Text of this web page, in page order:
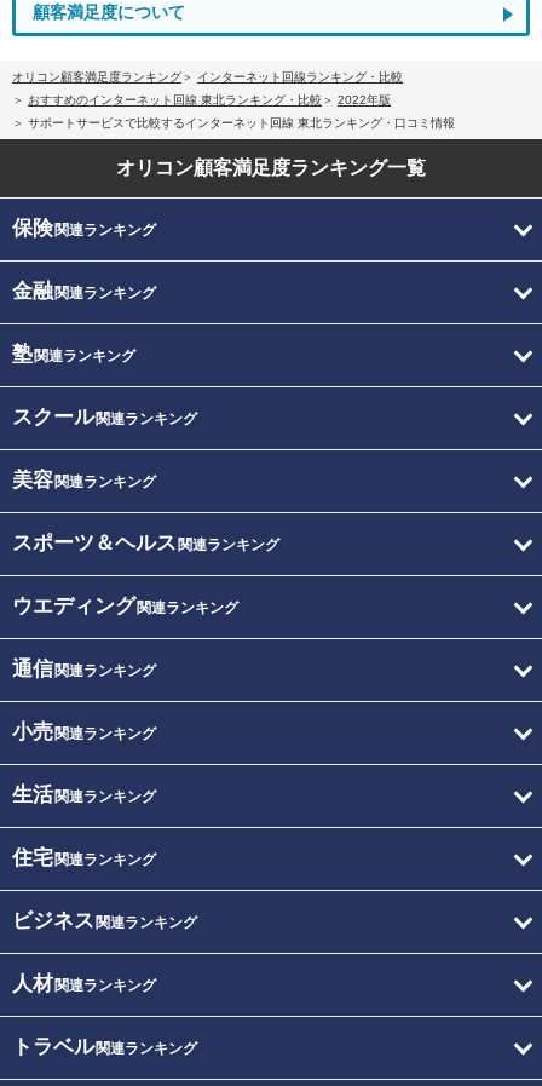
顧客満足度について
オリコン顧客満足度ランキング
インターネット回線ランキング・比較
おすすめのインターネット回線 東北ランキング・比較
2022年版
サポートサービスで比較するインターネット回線 東北ランキング・口コミ情報
オリコン顧客満足度ランキング一覧
保険関連ランキング
金融関連ランキング
塾関連ランキング
スクール関連ランキング
美容関連ランキング
スポーツ＆ヘルス 関連ランキング
ウエディング関連ランキング
通信関連ランキング
小売関連ランキング
生活関連ランキング
住宅関連ランキング
ビジネス 関連ランキング
人材関連ランキング
トラベル関連ランキング